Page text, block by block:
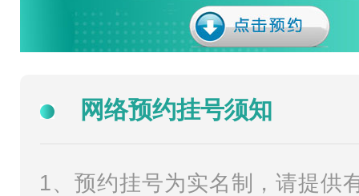
网络预约挂号须知
1、预约挂号为实名制，请提供